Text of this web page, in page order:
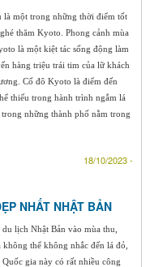
là một trong những thời điểm tốt
thăm Kyoto. Phong cảnh mùa
là một kiệt tác sống động làm
hàng triệu trái tim của lữ khách
Cố đô Kyoto là điểm đến
thiếu trong hành trình ngắm lá
những thành phố nằm trong
18/10/2023 -
NHẤT NHẬT BẢN
lịch Nhật Bản vào mùa thu,
không thể không nhắc đến lá đỏ,
Quốc gia này có rất nhiều công